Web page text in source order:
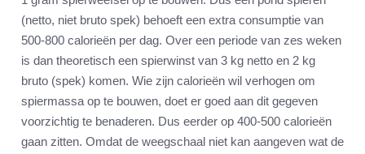
(netto, niet bruto spek) behoeft een extra consumptie van
500-800 calorieën per dag. Over een periode van zes weken
is dan theoretisch een spierwinst van 3 kg netto en 2 kg
bruto (spek) komen. Wie zijn calorieën wil verhogen om
spiermassa op te bouwen, doet er goed aan dit gegeven
voorzichtig te benaderen. Dus eerder op 400-500 calorieën
gaan zitten. Omdat de weegschaal niet kan aangeven wat de